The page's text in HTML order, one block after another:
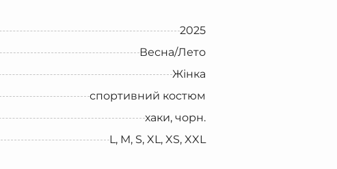
2025
Весна/Лето
Жінка
спортивний костюм
хаки, чорн.
L, M, S, XL, XS, XXL